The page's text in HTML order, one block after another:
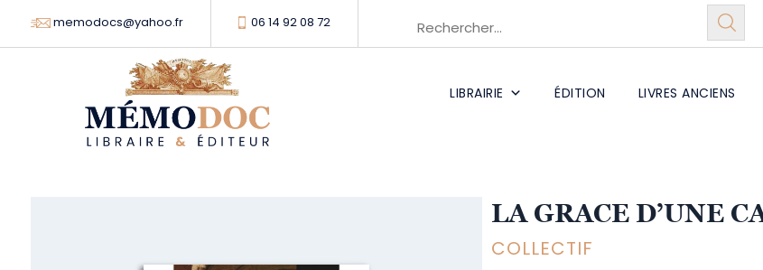
memodocs@yahoo.fr 06 14 92 08 72
LIBRAIRIE ÉDITION LIVRES ANCIENS
LA GRACE D’UNE
COLLECTIF